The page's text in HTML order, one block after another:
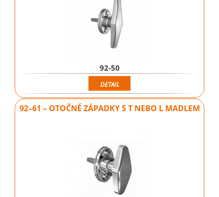
92-50
DETAIL
92–61 – OTOČNÉ ZÁPADKY S T NEBO L MADLEM